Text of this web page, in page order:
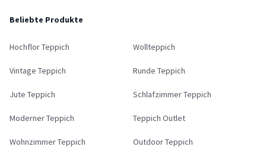
Beliebte Produkte
Hochflor Teppich Wollteppich
Vintage Teppich Runde Teppich
Jute Teppich Schlafzimmer Teppich
Moderner Teppich Teppich Outlet
Wohnzimmer Teppich Outdoor Teppich